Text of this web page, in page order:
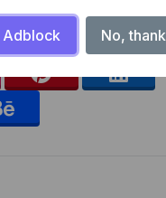
Adblock No,